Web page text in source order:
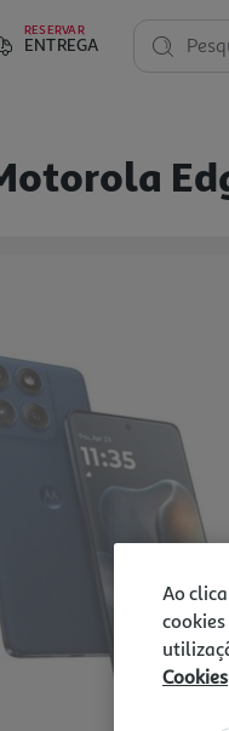
RESERVAR
ENTREGA
Ao
Cookies